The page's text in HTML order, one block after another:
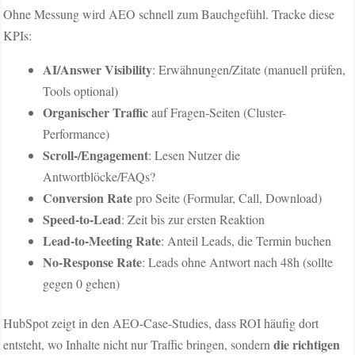
Ohne Messung wird AEO schnell zum Bauchgefühl. Tracke diese
KPIs:
AI/Answer Visibility: Erwähnungen/Zitate (manuell prüfen,
Tools optional)
Organischer Trafficauf Fragen-Seiten (Cluster-
Performance)
Scroll-/Engagement: Lesen Nutzer die
Antwortblöcke/FAQs?
Conversion Ratepro Seite (Formular, Call, Download)
Speed-to-Lead: Zeit bis zur ersten Reaktion
Lead-to-Meeting Rate: Anteil Leads, die Termin buchen
No-Response Rate: Leads ohne Antwort nach 48h (sollte
gegen 0 gehen)
HubSpot zeigt in den AEO-Case-Studies, dass ROI häufig dort
entsteht, wo Inhalte nicht nur Traffic bringen, sonderndie richtigen